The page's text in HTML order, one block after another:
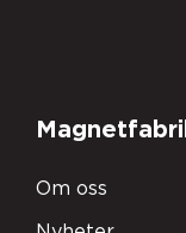
Om oss